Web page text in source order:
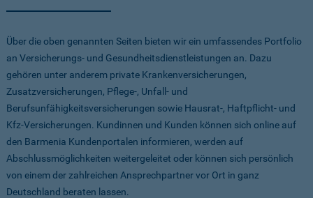
Über die oben genannten Seiten bieten wir ein umfassendes Portfolio
an Versicherungs- und Gesundheitsdienstleistungen an. Dazu
gehören unter anderem private Krankenversicherungen,
Zusatzversicherungen, Pflege-, Unfall- und
Berufsunfähigkeitsversicherungen sowie Hausrat-, Haftpflicht- und
Kfz-Versicherungen. Kundinnen und Kunden können sich online auf
den Barmenia Kundenportalen informieren, werden auf
Abschlussmöglichkeiten weitergeleitet oder können sich persönlich
von einem der zahlreichen Ansprechpartner vor Ort in ganz
Deutschland beraten lassen.